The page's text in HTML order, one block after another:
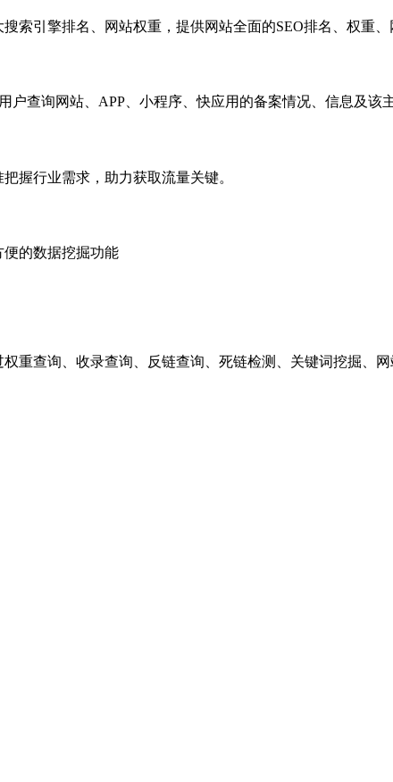
索引擎排名、网站权重，提供网站全面的SEO排名、权重
户查询网站、APP、小程序、快应用的备案情况、信息及该
握行业需求，助力获取流量关键。
的数据挖掘功能
重查询、收录查询、反链查询、死链检测、关键词挖掘、